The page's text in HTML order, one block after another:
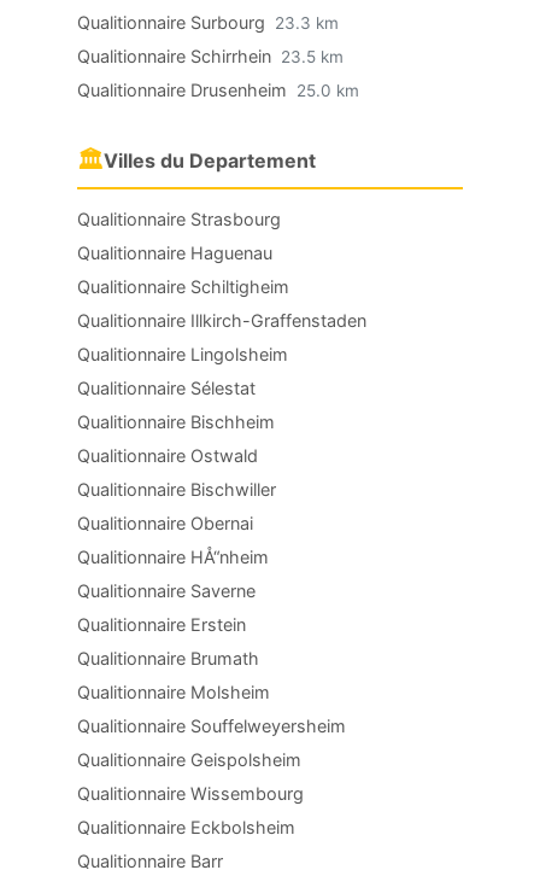
Qualitionnaire Surbourg 23.3 km
Qualitionnaire Schirrhein 23.5 km
Qualitionnaire Drusenheim 25.0 km
🏛Villes du Departement
Qualitionnaire Strasbourg
Qualitionnaire Haguenau
Qualitionnaire Schiltigheim
Qualitionnaire Illkirch-Graffenstaden
Qualitionnaire Lingolsheim
Qualitionnaire Sélestat
Qualitionnaire Bischheim
Qualitionnaire Ostwald
Qualitionnaire Bischwiller
Qualitionnaire Obernai
Qualitionnaire HÅ“nheim
Qualitionnaire Saverne
Qualitionnaire Erstein
Qualitionnaire Brumath
Qualitionnaire Molsheim
Qualitionnaire Souffelweyersheim
Qualitionnaire Geispolsheim
Qualitionnaire Wissembourg
Qualitionnaire Eckbolsheim
Qualitionnaire Barr